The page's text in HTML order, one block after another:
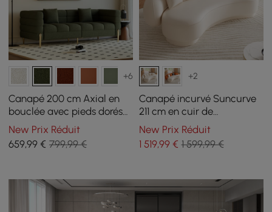
+6
Canapé 200 cm Axial en
bouclée avec pieds dorés
et coussins
New Prix Réduit
659,99 € 799,99 €
+2
Canapé incurvé Suncurve
211 cm en cuir de
performance avec oreillers
New Prix Réduit
1 519,99€ 1 599,99 €